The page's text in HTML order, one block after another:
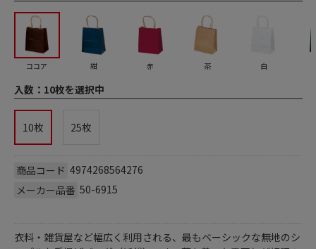
ココア 紺 赤 茶 白
入数： 10枚を選択中
10枚 25枚
商品コード 4974268564276
メーカー品番 50-6915
衣料・雑貨屋など幅広く利用される、最もベーシックな無地のシ